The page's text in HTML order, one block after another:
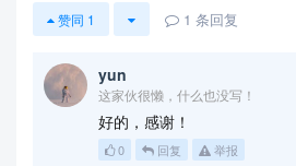
赞同 1 1 条回复
yun
这家伙很懒，什么也没写！
好的，感谢！
0 回复 举报